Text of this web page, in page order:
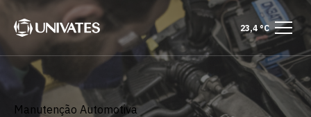
23,4 °C
Manutenção Automotiva